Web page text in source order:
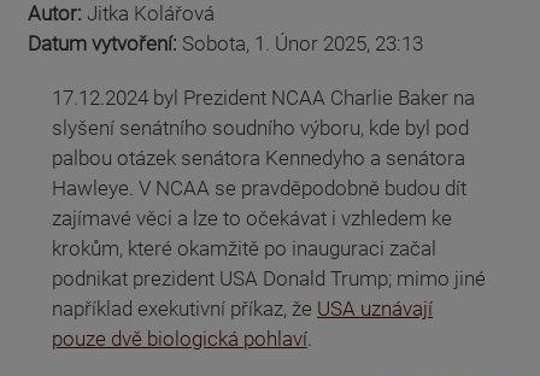
Autor: Jitka Kolářová
Datum vytvoření: Sobota, 1. Únor 2025, 23:13
17.12.2024 byl Prezident NCAA Charlie Baker na
slyšení senátního soudního výboru, kde byl pod
palbou otázek senátora Kennedyho a senátora
Hawleye. V NCAA se pravděpodobně budou dít
zajímavé věci a lze to očekávat i vzhledem ke
krokům, které okamžitě po inauguraci začal
podnikat prezident USA Donald Trump; mimo jiné
například exekutivní příkaz, že USA uznávají
pouze dvě biologická pohlaví.